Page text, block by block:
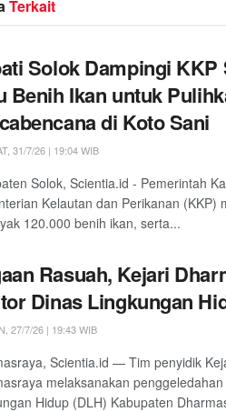
Terkait
Solok Dampingi KKP
Benih Ikan untuk
di Koto Sani
31/7/26 | 19:04 WIB
Solok, Scientia.id - Pemerintah
Kelautan dan Perikanan (KKP)
120.000 benih ikan, serta...
Rasuah, Kejari
Dinas Lingkungan
27/7/26 | 19:43 WIB
Scientia.id — Tim penyidik
melaksanakan
Hidup (DLH) Kabupaten